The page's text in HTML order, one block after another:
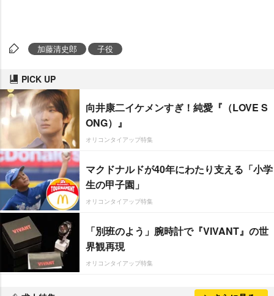
加藤清史郎 子役
PICK UP
向井康二イケメンすぎ！純愛『（LOVE S
ONG）』
オリコンタイアップ特集
マクドナルドが40年にわたり支える「小学
生の甲子園」
オリコンタイアップ特集
「別班のよう」腕時計で『VIVANT』の世
界観再現
オリコンタイアップ特集